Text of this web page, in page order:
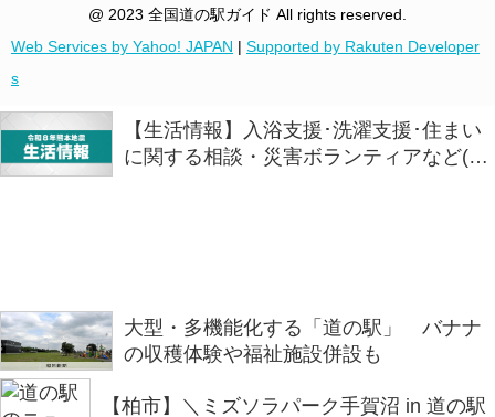
@ 2023 全国道の駅ガイド All rights reserved.
Web Services by Yahoo! JAPAN | Supported by Rakuten Developer
s
【生活情報】入浴支援･洗濯支援･住まい
に関する相談・災害ボランティアなど(７
大型・多機能化する「道の駅」 バナナ
の収穫体験や福祉施設併設も
【柏市】＼ミズソラパーク手賀沼 in 道の駅